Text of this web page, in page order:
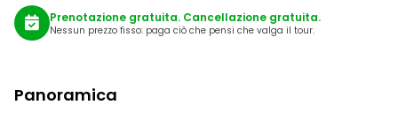
Prenotazione gratuita. Cancellazione gratuita.
Nessun prezzo fisso: paga ciò che pensi che valga il tour.
Panoramica